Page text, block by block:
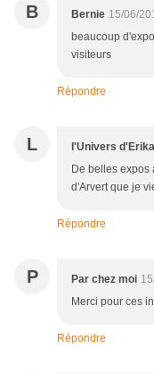
B Bernie 15/06/
beaucoup
visiteurs
Répondre
L l'Univers d'Erika
De belles expos
d'Arvert que je
Répondre
P Par chez moi
Merci pour ces
Répondre